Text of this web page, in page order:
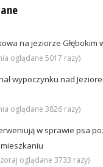
na jeziorze Głębokim
oglądane 5017 razy)
wypoczynku nad
oglądane 3826 razy)
w sprawie psa
oglądane 3733 razy)